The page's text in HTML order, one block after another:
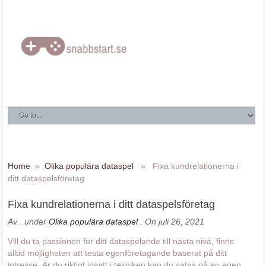
Home »Olika populära dataspel » Fixa kundrelationerna i
ditt dataspelsföretag
Fixa kundrelationerna i ditt dataspelsföretag
Av . underOlika populära dataspel . On juli 26, 2021
Vill du ta passionen för ditt dataspelande till nästa nivå, finns
alltid möjligheten att testa egenföretagande baserat på ditt